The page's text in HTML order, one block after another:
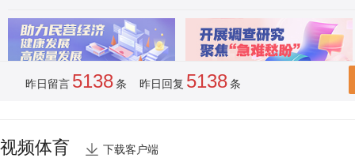
昨日留言 5138条 昨日回复 5138条
视频体育 下载客户端